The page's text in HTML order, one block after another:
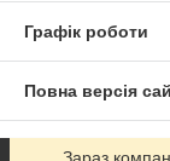
Графік роботи
Повна версія
Сайт створено